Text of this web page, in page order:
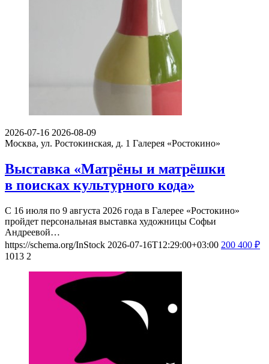
2026-07-16 2026-08-09
Москва, ул. Ростокинская, д. 1 Галерея «Ростокино»
Выставка «Матрёны и матрёшки
в поисках культурного кода»
С 16 июля по 9 августа 2026 года в Галерее «Ростокино»
пройдет персональная выставка художницы Софьи
Андреевой…
https://schema.org/InStock 2026-07-16T12:29:00+03:00 200 400 ₽
1013 2